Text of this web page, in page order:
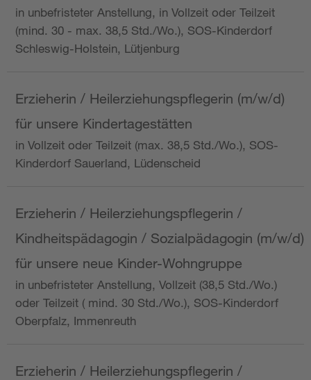
in unbefristeter Anstellung, in Vollzeit oder Teilzeit
(mind. 30 - max. 38,5 Std./Wo.), SOS-Kinderdorf
Schleswig-Holstein, Lütjenburg
Erzieherin / Heilerziehungspflegerin (m/w/d)
für unsere Kindertagestätten
in Vollzeit oder Teilzeit (max. 38,5 Std./Wo.), SOS-
Kinderdorf Sauerland, Lüdenscheid
Erzieherin / Heilerziehungspflegerin /
Kindheitspädagogin / Sozialpädagogin (m/w/d)
für unsere neue Kinder-Wohngruppe
in unbefristeter Anstellung, Vollzeit (38,5 Std./Wo.)
oder Teilzeit ( mind. 30 Std./Wo.), SOS-Kinderdorf
Oberpfalz, Immenreuth
Erzieherin / Heilerziehungspflegerin /